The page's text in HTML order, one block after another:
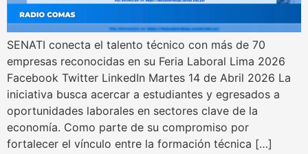
SENATI conecta el talento técnico con más de 70
empresas reconocidas en su Feria Laboral Lima 2026
Facebook Twitter LinkedIn Martes 14 de Abril 2026 La
iniciativa busca acercar a estudiantes y egresados a
oportunidades laborales en sectores clave de la
economía. Como parte de su compromiso por
fortalecer el vínculo entre la formación técnica […]